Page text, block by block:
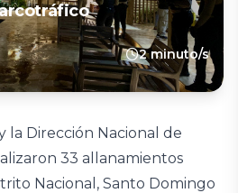
2 minuto/s
la Dirección Nacional de
33 allanamientos
Nacional, Santo Domingo